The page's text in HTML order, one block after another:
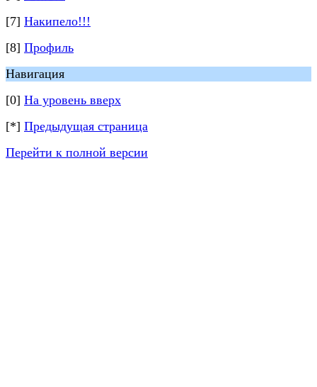
[7] Накипело!!!
[8] Профиль
Навигация
[0] На уровень вверх
[*] Предыдущая страница
Перейти к полной версии